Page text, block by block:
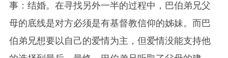
事：结婚。在寻找另外一半的过程中，巴伯弟兄父
母的底线是对方必须是有基督教信仰的姊妹。而巴
伯弟兄想要以自己的爱情为主，但爱情没能支持他